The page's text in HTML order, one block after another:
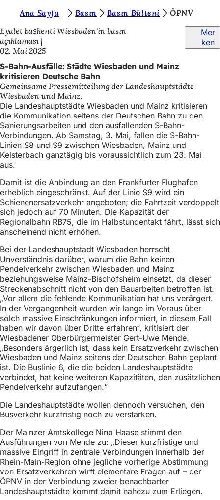
Inhalt anspringen
i
e
b
e
f
i
n
d
e
n
s
i
c
h
h
i
e
r
:
Ana Sayfa Basın Basın Bülteni
ÖPNV
Eyalet başkenti Wiesbaden'in basın
açıklaması
02. Mai 2025
Mer
ken
S-Bahn-Ausfälle: Städte Wiesbaden und Mainz
kritisieren Deutsche Bahn
Gemeinsame Pressemitteilung der Landeshauptstädte
Wiesbaden und Mainz.
Die Landeshauptstädte Wiesbaden und Mainz kritisieren
die Kommunikation seitens der Deutschen Bahn zu den
Sanierungsarbeiten und den ausfallenden S-Bahn-
Verbindungen. Ab Samstag, 3. Mai, fallen die S-Bahn-
Linien S8 und S9 zwischen Wiesbaden, Mainz und
Kelsterbach ganztägig bis voraussichtlich zum 23. Mai
aus.
Damit ist die Anbindung an den Frankfurter Flughafen
erheblich eingeschränkt. Auf der Linie S9 wird ein
Schienenersatzverkehr angeboten; die Fahrtzeit verdoppelt
sich jedoch auf 70 Minuten. Die Kapazität der
Regionalbahn RB75, die im Halbstundentakt fährt, lässt sich
anscheinend nicht erhöhen.
Bei der Landeshauptstadt Wiesbaden herrscht
Unverständnis darüber, warum die Bahn keinen
Pendelverkehr zwischen Wiesbaden und Mainz
beziehungsweise Mainz-Bischofsheim einsetzt, da dieser
Streckenabschnitt nicht von den Bauarbeiten betroffen ist.
„Vor allem die fehlende Kommunikation hat uns verärgert.
In der Vergangenheit wurden wir lange im Voraus über
solch massive Einschränkungen informiert, in diesem Fall
haben wir davon über Dritte erfahren“, kritisiert der
Wiesbadener Oberbürgermeister Gert-Uwe Mende.
„Besonders ärgerlich ist, dass kein Ersatzverkehr zwischen
Wiesbaden und Mainz seitens der Deutschen Bahn geplant
ist. Die Buslinie 6, die die beiden Landeshauptstädte
verbindet, hat keine weiteren Kapazitäten, den zusätzlichen
Pendelverkehr aufzufangen.“
Die Landeshauptstädte wollen dennoch versuchen, den
Busverkehr kurzfristig noch zu verstärken.
Der Mainzer Amtskollege Nino Haase stimmt den
Ausführungen von Mende zu: „Dieser kurzfristige und
massive Eingriff in zentrale Verbindungen innerhalb der
Rhein-Main-Region ohne jegliche vorherige Abstimmung
von Ersatzverkehren wirft elementare Fragen auf – der
ÖPNV in der Verbindung zweier benachbarter
Landeshauptstädte kommt damit nahezu zum Erliegen.